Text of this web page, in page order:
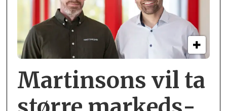
Martinsons vil ta